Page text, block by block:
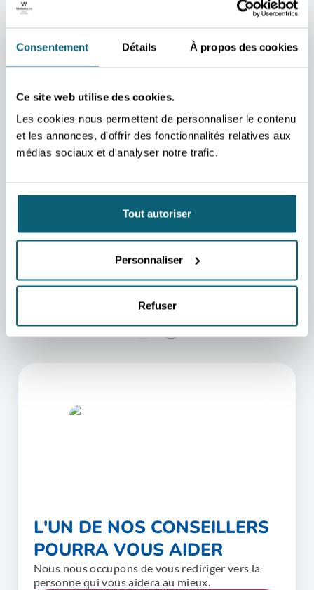
Consentement Détails À propos des cookies
Ce site web utilise des cookies.
Les cookies nous permettent de personnaliser le contenu
et les annonces, d'offrir des fonctionnalités relatives aux
médias sociaux et d'analyser notre trafic.
Tout autoriser
Personnaliser
Refuser
vos projets et répondre à
vos questions.
Zeljka
Preskar
commerciale
Zagreb
CONTACTEZ-MOI
ADRESSE
Awex Zagreb
Pantovčak 125D
10000 Zagreb
Croatia
L'UN DE NOS CONSEILLERS
POURRA VOUS AIDER
Nous nous occupons de vous rediriger vers la
personne qui vous aidera au mieux.